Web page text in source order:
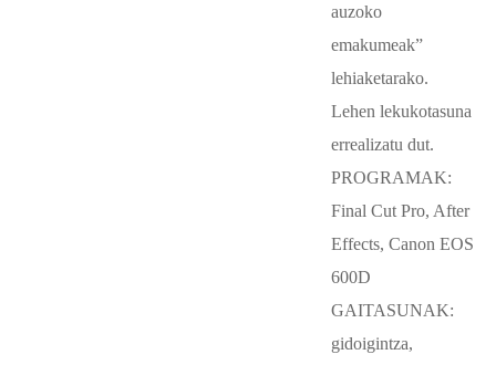
auzoko
emakumeak”
lehiaketarako.
Lehen lekukotasuna
errealizatu dut.
PROGRAMAK:
Final Cut Pro, After
Effects, Canon EOS
600D
GAITASUNAK:
gidoigintza,